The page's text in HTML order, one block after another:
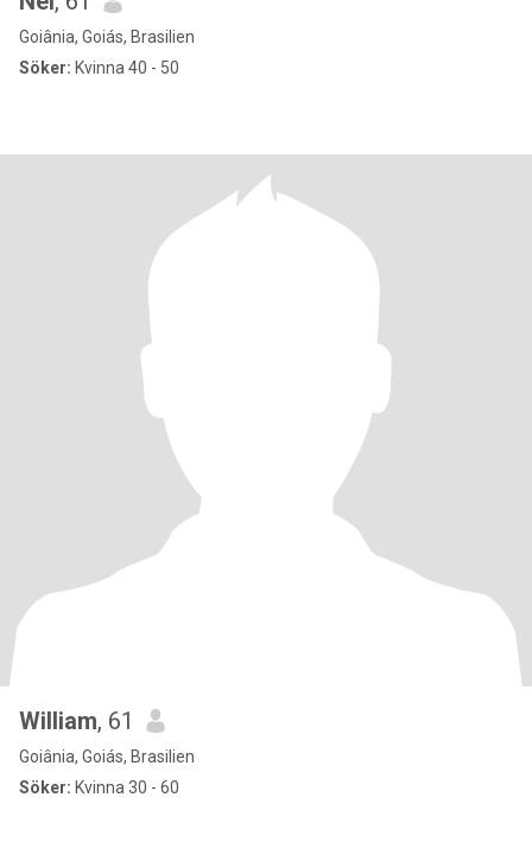
Goiânia, Goiás, Brasilien
Söker: Kvinna 40 - 50
William, 61
Goiânia, Goiás, Brasilien
Söker: Kvinna 30 - 60